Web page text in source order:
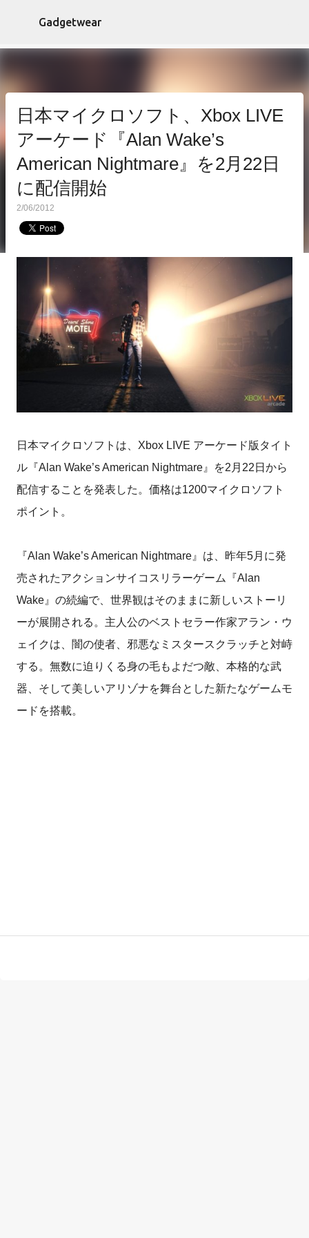
スキップしてメイン コンテンツに移動
Gadgetwear
日本マイクロソフト、Xbox LIVE
アーケード『Alan Wake’s
American Nightmare』を2月22日
に配信開始
2/06/2012
日本マイクロソフトは、Xbox LIVE アーケード版タイト
ル『Alan Wake’s American Nightmare』を2月22日から
配信することを発表した。価格は1200マイクロソフト
ポイント。
『Alan Wake’s American Nightmare』は、昨年5月に発
売されたアクションサイコスリラーゲーム『Alan
Wake』の続編で、世界観はそのままに新しいストーリ
ーが展開される。主人公のベストセラー作家アラン・ウ
ェイクは、闇の使者、邪悪なミスタースクラッチと対峙
する。無数に迫りくる身の毛もよだつ敵、本格的な武
器、そして美しいアリゾナを舞台とした新たなゲームモ
ードを搭載。